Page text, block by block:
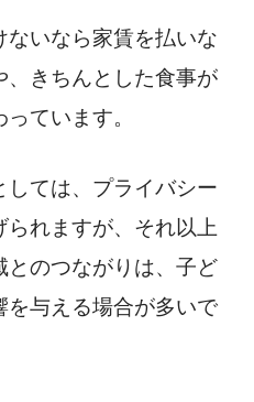
ないなら家賃を払いな
、きちんとした食事が
ています。
しては、プライバシー
れますが、それ以上
とのつながりは、子ど
を与える場合が多いで